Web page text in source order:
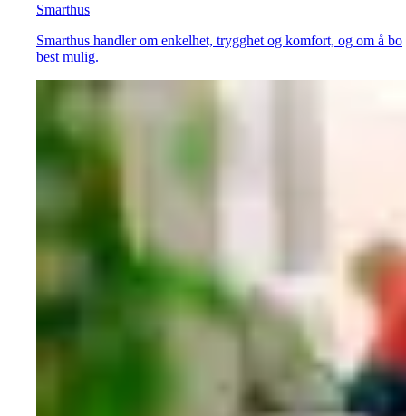
Smarthus
Smarthus handler om enkelhet, trygghet og komfort, og om å bo
best mulig.